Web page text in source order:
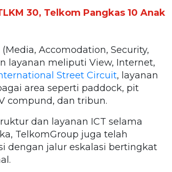
30, Telkom Pangkas 10 Anak
Accomodation, Security,
layanan meliputi View, Internet,
Street Circuit, layanan
area seperti paddock, pit
compund, dan tribun.
dan layanan ICT selama
TelkomGroup juga telah
dengan jalur eskalasi bertingkat